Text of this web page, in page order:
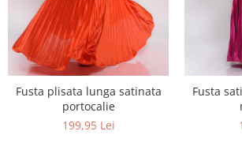
Fusta plisata lunga satinata
portocalie
199,95 Lei
Fusta